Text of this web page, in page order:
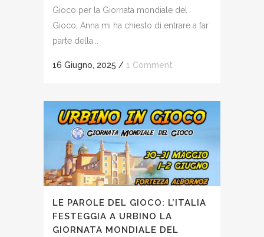
Gioco per la Giornata mondiale del
Gioco, Anna mi ha chiesto di entrare a far
parte della...
16 Giugno, 2025 / 1 Comment
LE PAROLE DEL GIOCO: L’ITALIA
FESTEGGIA A URBINO LA
GIORNATA MONDIALE DEL